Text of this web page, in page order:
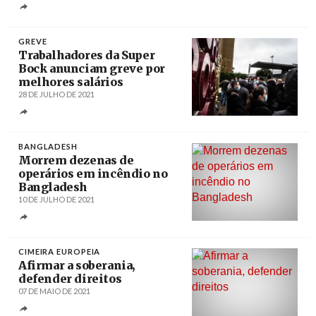
GREVE
Trabalhadores da Super
Bock anunciam greve por
melhores salários
28 DE JULHO DE 2021
BANGLADESH
Morrem dezenas de
operários em incêndio no
Bangladesh
10 DE JULHO DE 2021
CIMEIRA EUROPEIA
Afirmar a soberania,
defender direitos
07 DE MAIO DE 2021